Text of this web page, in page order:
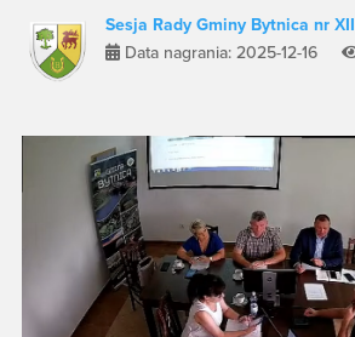
Sesja Rady Gminy Bytnica nr XII
Data nagrania: 2025-12-16